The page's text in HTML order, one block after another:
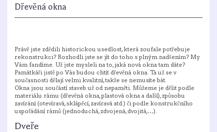
Dřevěná okna
Právě jste zdědili historickou usedlost, která zoufale potřebuje
rekonstrukci? Rozhodli jste se jít do toho s plným nadšením? My
Vám fandíme. Už jste mysleli na to, jaká nová okna tam dáte?
Památkáři jistě po Vás budou chtít dřevěná okna. Ta už se v
současnosti dělají velmi kvalitní, takže se nemusíte bát.
Okna jsou součástí staveb už od nepaměti. Můžeme je dělit podle
materiálu rámu (dřevěná okna, plastová okna a další), způsobu
zavírání (otevíravá, sklápěcí, zavíravá atd.) či podle konstrukčního
uspořádání rámů (jednoduchá, zdvojená, dvojitá,…).
Dveře